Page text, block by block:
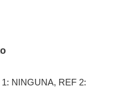
NINGUNA, REF 2: